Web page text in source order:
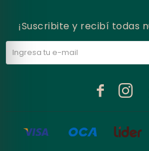
¡Suscribite y recibí todas
 